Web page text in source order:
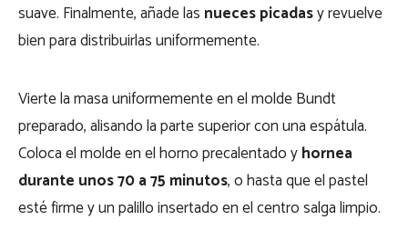
suave. Finalmente, añade las nueces picadasy revuelve
bien para distribuirlas uniformemente.
Vierte la masa uniformemente en el molde Bundt
preparado, alisando la parte superior con una espátula.
Coloca el molde en el horno precalentado yhornea
durante unos 70 a 75 minutos, o hasta que el pastel
esté firme y un palillo insertado en el centro salga limpio.